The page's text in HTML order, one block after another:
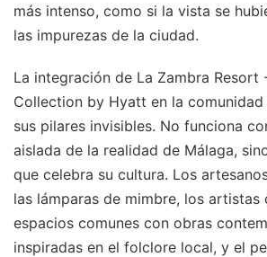
más intenso, como si la vista se
las impurezas de la ciudad.
La integración de La Zambra Resort
Collection by Hyatt en la
sus pilares invisibles. No funciona
aislada de la realidad de Málaga,
que celebra su cultura. Los
las lámparas de mimbre, los artistas
espacios comunes con obras
inspiradas en el folclore local, y el